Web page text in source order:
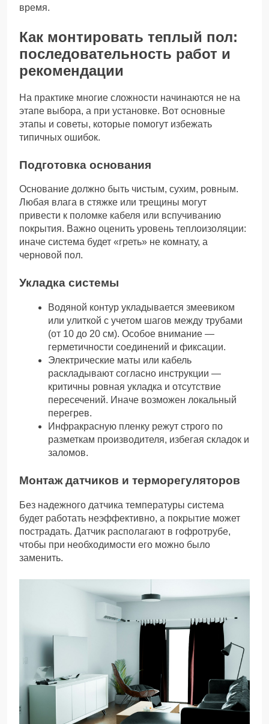
время.
Как монтировать теплый пол:
последовательность работ и
рекомендации
На практике многие сложности начинаются не на
этапе выбора, а при установке. Вот основные
этапы и советы, которые помогут избежать
типичных ошибок.
Подготовка основания
Основание должно быть чистым, сухим, ровным.
Любая влага в стяжке или трещины могут
привести к поломке кабеля или вспучиванию
покрытия. Важно оценить уровень теплоизоляции:
иначе система будет «греть» не комнату, а
черновой пол.
Укладка системы
Водяной контур укладывается змеевиком
или улиткой с учетом шагов между трубами
(от 10 до 20 см). Особое внимание —
герметичности соединений и фиксации.
Электрические маты или кабель
раскладывают согласно инструкции —
критичны ровная укладка и отсутствие
пересечений. Иначе возможен локальный
перегрев.
Инфракрасную пленку режут строго по
разметкам производителя, избегая складок и
заломов.
Монтаж датчиков и терморегуляторов
Без надежного датчика температуры система
будет работать неэффективно, а покрытие может
пострадать. Датчик располагают в гофротрубе,
чтобы при необходимости его можно было
заменить.